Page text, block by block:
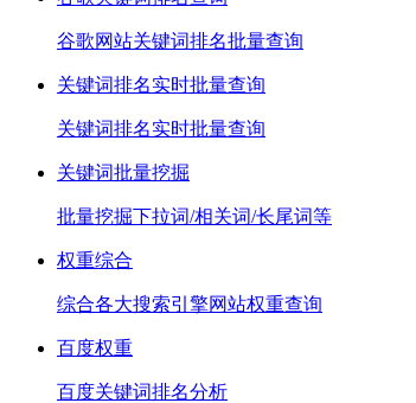
谷歌网站关键词排名批量查询
关键词排名实时批量查询
关键词排名实时批量查询
关键词批量挖掘
批量挖掘下拉词/相关词/长尾词等
权重综合
综合各大搜索引擎网站权重查询
百度权重
百度关键词排名分析